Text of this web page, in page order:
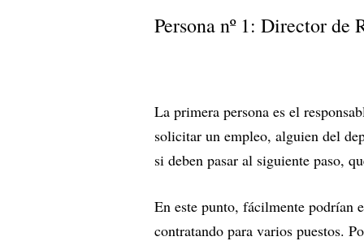
Persona nº 1: Director de
La primera persona es el
solicitar un empleo, alguien del
si deben pasar al siguiente paso,
En este punto, fácilmente podrían
contratando para varios puestos.